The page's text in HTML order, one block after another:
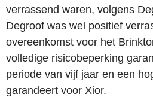
verrassend waren, volgens
Degroof was wel positief
overeenkomst voor het
volledige risicobeperking
periode van vijf jaar en een
garandeert voor Xior.